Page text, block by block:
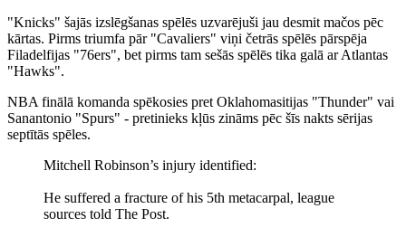
"Knicks" šajās izslēgšanas spēlēs uzvarējuši jau desmit mačos pēc
kārtas. Pirms triumfa pār "Cavaliers" viņi četrās spēlēs pārspēja
Filadelfijas "76ers", bet pirms tam sešās spēlēs tika galā ar Atlantas
"Hawks".
NBA finālā komanda spēkosies pret Oklahomasitijas "Thunder" vai
Sanantonio "Spurs" - pretinieks kļūs zināms pēc šīs nakts sērijas
septītās spēles.
Mitchell Robinson’s injury identified:
He suffered a fracture of his 5th metacarpal, league
sources told The Post.